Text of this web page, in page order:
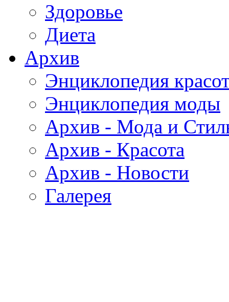
Здоровье
Диета
Архив
Энциклопедия
Энциклопедия моды
Архив - Мода и
Архив - Красота
Архив - Новости
Галерея